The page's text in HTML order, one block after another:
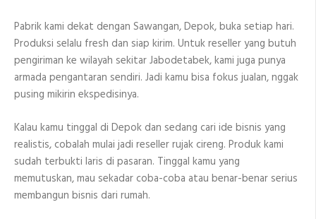
Pabrik kami dekat dengan Sawangan, Depok, buka setiap hari.
Produksi selalu fresh dan siap kirim. Untuk reseller yang butuh
pengiriman ke wilayah sekitar Jabodetabek, kami juga punya
armada pengantaran sendiri. Jadi kamu bisa fokus jualan, nggak
pusing mikirin ekspedisinya.
Kalau kamu tinggal di Depok dan sedang cari ide bisnis yang
realistis, cobalah mulai jadi reseller rujak cireng. Produk kami
sudah terbukti laris di pasaran. Tinggal kamu yang
memutuskan, mau sekadar coba-coba atau benar-benar serius
membangun bisnis dari rumah.